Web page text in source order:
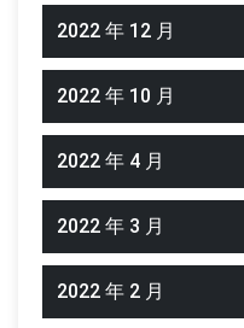
2022 年 12 月
2022 年 10 月
2022 年 4 月
2022 年 3 月
2022 年 2 月